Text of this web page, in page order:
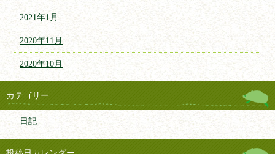
2021年1月
2020年11月
2020年10月
カテゴリー
日記